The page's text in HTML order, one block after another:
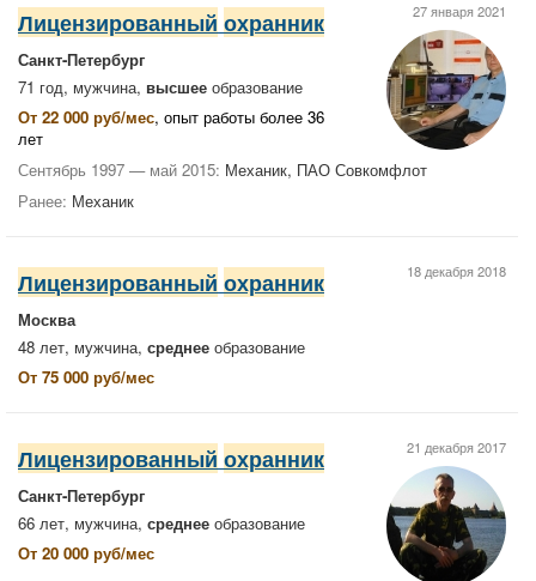
27 января 2021
Лицензированный охранник
Санкт-Петербург
71 год, мужчина, высшее образование
От 22 000 руб/мес, опыт работы более 36
лет
Сентябрь 1997 — май 2015: Механик, ПАО Совкомфлот
Ранее: Механик
18 декабря 2018
Лицензированный охранник
Москва
48 лет, мужчина, среднее образование
От 75 000 руб/мес
21 декабря 2017
Лицензированный охранник
Санкт-Петербург
66 лет, мужчина, среднее образование
От 20 000 руб/мес